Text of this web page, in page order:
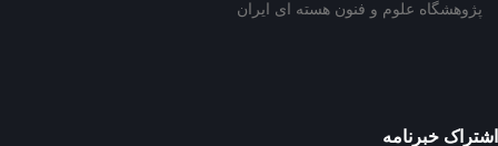
پژوهشگاه علوم و فنون هسته ای ایران
اشتراک خبرنامه